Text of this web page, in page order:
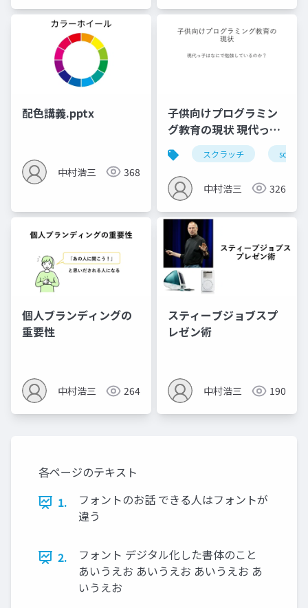
配色講義.pptx
中村浩三 368
子供向けプログラミン
グ教育の現状 現代っ子
はなにで勉強している
のか？
スクラッチ scratch
中村浩三 326
個人ブランディングの
重要性
中村浩三 264
スティーブジョブスプ
レゼン術
中村浩三 190
各ページのテキスト
1.
フォントのお話 できる人はフォントが
違う
2.
フォント デジタル化した書体のこと
あいうえお あいうえお あいうえお あ
いうえお